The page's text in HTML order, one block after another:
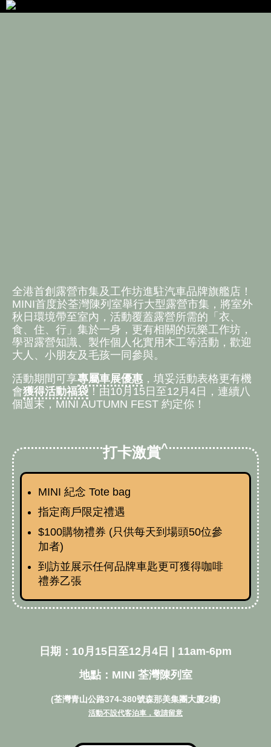
全港首創露營市集及工作坊進駐汽車品牌旗艦店！
MINI首度於荃灣陳列室舉行大型露營市集，將室外
秋日環境帶至室內，活動覆蓋露營所需的「衣、
食、住、行」集於一身，更有相關的玩樂工作坊，
學習露營知識、製作個人化實用木工等活動，歡迎
大人、小朋友及毛孩一同參與。
活動期間可享專屬車展優惠 ，填妥活動表格更有機
會獲得活動福袋 ！由10月15日至12月4日，連續八
個週末，MINI AUTUMN FEST 約定你！
打卡激賞^
MINI 紀念 Tote bag
指定商戶限定禮遇
$100購物禮券 (只供每天到場頭50位參
加者)
到訪並展示任何品牌車匙更可獲得咖啡
禮券乙張
日期：10月15日至12月4日 | 11am-6pm
地點：MINI 荃灣陳列室
(荃灣青山公路374-380號森那美集團大廈2樓)
活動不設代客泊車，敬請留意